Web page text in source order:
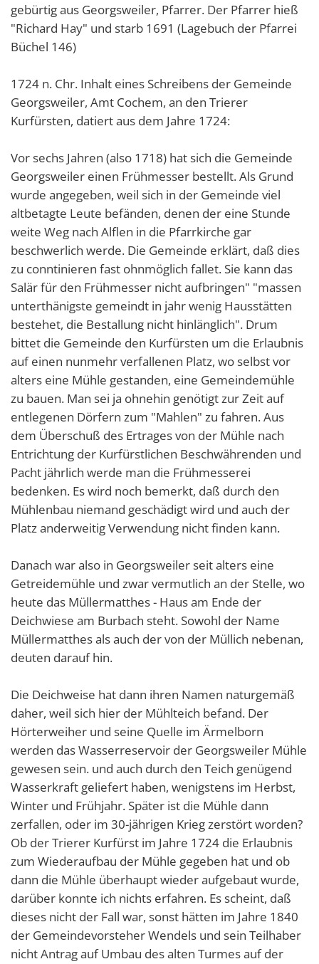
gebürtig aus Georgsweiler, Pfarrer. Der Pfarrer hieß
"Richard Hay" und starb 1691 (Lagebuch der Pfarrei
Büchel 146)
1724 n. Chr. Inhalt eines Schreibens der Gemeinde
Georgsweiler, Amt Cochem, an den Trierer
Kurfürsten, datiert aus dem Jahre 1724:
Vor sechs Jahren (also 1718) hat sich die Gemeinde
Georgsweiler einen Frühmesser bestellt. Als Grund
wurde angegeben, weil sich in der Gemeinde viel
altbetagte Leute befänden, denen der eine Stunde
weite Weg nach Alflen in die Pfarrkirche gar
beschwerlich werde. Die Gemeinde erklärt, daß dies
zu conntinieren fast ohnmöglich fallet. Sie kann das
Salär für den Frühmesser nicht aufbringen" "massen
unterthänigste gemeindt in jahr wenig Hausstätten
bestehet, die Bestallung nicht hinlänglich". Drum
bittet die Gemeinde den Kurfürsten um die Erlaubnis
auf einen nunmehr verfallenen Platz, wo selbst vor
alters eine Mühle gestanden, eine Gemeindemühle
zu bauen. Man sei ja ohnehin genötigt zur Zeit auf
entlegenen Dörfern zum "Mahlen" zu fahren. Aus
dem Überschuß des Ertrages von der Mühle nach
Entrichtung der Kurfürstlichen Beschwährenden und
Pacht jährlich werde man die Frühmesserei
bedenken. Es wird noch bemerkt, daß durch den
Mühlenbau niemand geschädigt wird und auch der
Platz anderweitig Verwendung nicht finden kann.
Danach war also in Georgsweiler seit alters eine
Getreidemühle und zwar vermutlich an der Stelle, wo
heute das Müllermatthes - Haus am Ende der
Deichwiese am Burbach steht. Sowohl der Name
Müllermatthes als auch der von der Müllich nebenan,
deuten darauf hin.
Die Deichweise hat dann ihren Namen naturgemäß
daher, weil sich hier der Mühlteich befand. Der
Hörterweiher und seine Quelle im Ärmelborn
werden das Wasserreservoir der Georgsweiler Mühle
gewesen sein. und auch durch den Teich genügend
Wasserkraft geliefert haben, wenigstens im Herbst,
Winter und Frühjahr. Später ist die Mühle dann
zerfallen, oder im 30-jährigen Krieg zerstört worden?
Ob der Trierer Kurfürst im Jahre 1724 die Erlaubnis
zum Wiederaufbau der Mühle gegeben hat und ob
dann die Mühle überhaupt wieder aufgebaut wurde,
darüber konnte ich nichts erfahren. Es scheint, daß
dieses nicht der Fall war, sonst hätten im Jahre 1840
der Gemeindevorsteher Wendels und sein Teilhaber
nicht Antrag auf Umbau des alten Turmes auf der